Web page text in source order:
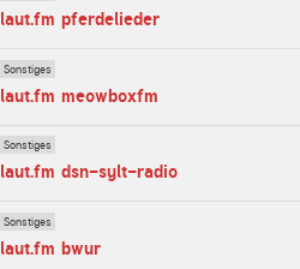
laut.fm pferdelieder
Sonstiges
laut.fm meowboxfm
Sonstiges
laut.fm dsn-sylt-radio
Sonstiges
laut.fm bwur